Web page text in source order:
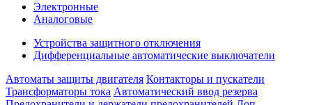
Электронные
Аналоговые
Устройства защитного отключения
Дифференциальные автоматические выключатели
Автоматы защиты двигателя Контакторы и пускатели
Трансформаторы тока Автоматический ввод резерва